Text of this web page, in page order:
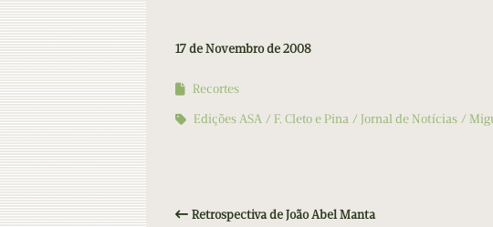
17 de Novembro de 2008
Recortes
Edições ASA
F. Cleto e Pina Jornal de Notícias
Retrospectiva de João Abel Manta